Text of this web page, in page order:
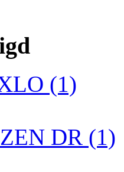
(1)
DR (1)